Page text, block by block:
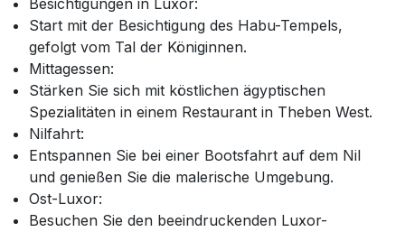
Besichtigungen in Luxor:
Start mit der Besichtigung des Habu-Tempels,
gefolgt vom Tal der Königinnen.
Mittagessen:
Stärken Sie sich mit köstlichen ägyptischen
Spezialitäten in einem Restaurant in Theben West.
Nilfahrt:
Entspannen Sie bei einer Bootsfahrt auf dem Nil
und genießen Sie die malerische Umgebung.
Ost-Luxor:
Besuchen Sie den beeindruckenden Luxor-